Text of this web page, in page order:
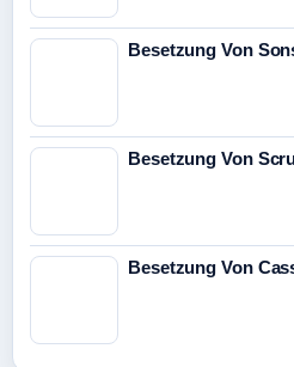
Besetzung Von
Besetzung Von
Besetzung Von